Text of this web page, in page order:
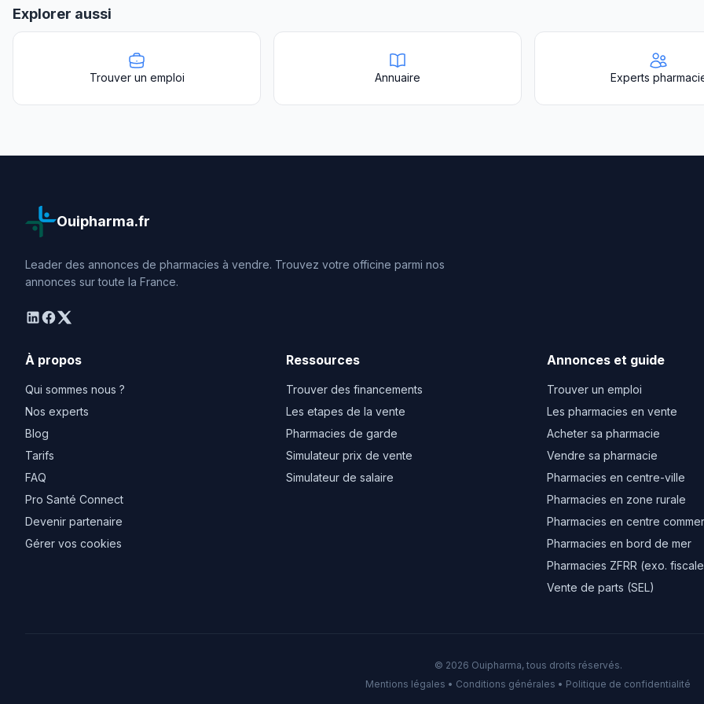
Explorer aussi
Trouver un emploi Annuaire Experts
Ouipharma.fr
Leader des annonces de pharmacies à vendre. Trouvez votre officine parmi nos
annonces sur toute la France.
linkedin
facebook
twitter
À propos
Qui sommes nous ?
Nos experts
Blog
Tarifs
FAQ
Pro Santé Connect
Devenir partenaire
Gérer vos cookies
Ressources
Trouver des financements
Les etapes de la vente
Pharmacies de garde
Simulateur prix de vente
Simulateur de salaire
Annonces et guide
Trouver un emploi
Les pharmacies en vente
Acheter sa pharmacie
Vendre sa pharmacie
Pharmacies en centre-ville
Pharmacies en zone rurale
Pharmacies en centre
Pharmacies en bord de mer
Pharmacies ZFRR (exo.
Vente de parts (SEL)
© 2026 Ouipharma, tous droits réservés.
Mentions légales • Conditions générales • Politique de confidentialité